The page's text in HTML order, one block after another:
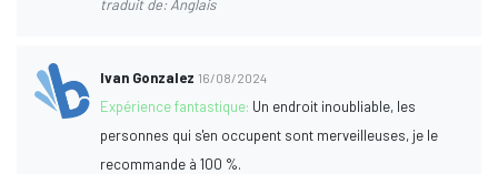
traduit de: Anglais
Ivan Gonzalez 16/08/2024
Expérience fantastique: Un endroit inoubliable, les
personnes qui s'en occupent sont merveilleuses, je le
recommande à 100 %.